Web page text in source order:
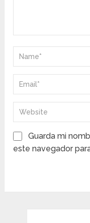
Guarda mi
este navegador